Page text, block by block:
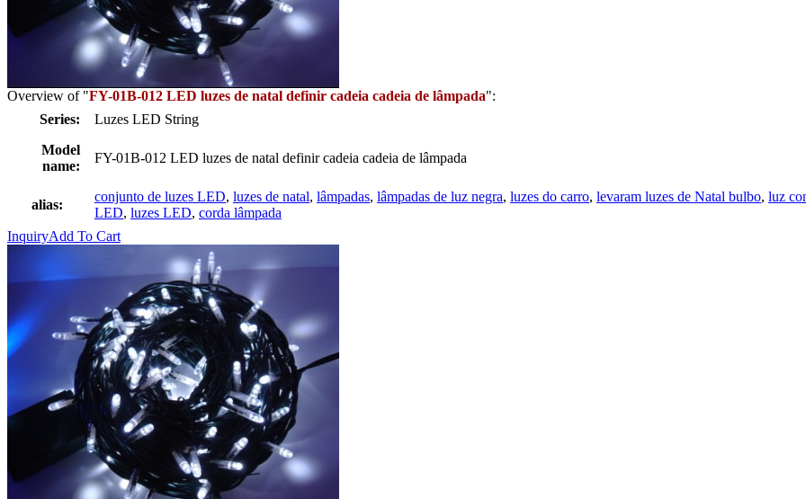
Overview of "FY-01B-012 LED luzes de natal definir cadeia cadeia de lâmpada":
Series:
Luzes LED String
Model
name:
FY-01B-012 LED luzes de natal definir cadeia cadeia de lâmpada
alias:
conjunto de luzes LED, luzes de natal, lâmpadas, lâmpadas de luz negra, luzes do carro, levaram luzes de Natal bulbo, luz
LED, luzes LED, corda lâmpada
InquiryAdd To Cart